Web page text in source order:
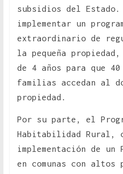
subsidios del Estado.
implementar un
extraordinario de
la pequeña
de 4 años para que
familias accedan al
propiedad.
Por su parte, el
Habitabilidad Rural,
implementación de un
en comunas con altos